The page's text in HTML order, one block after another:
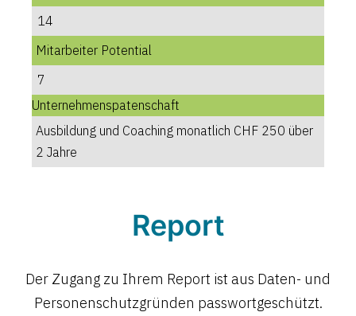
14
Mitarbeiter Potential
7
Unternehmenspatenschaft
Ausbildung und Coaching monatlich CHF 250 über
2 Jahre
Report
Der Zugang zu Ihrem Report ist aus Daten- und
Personenschutzgründen passwortgeschützt.